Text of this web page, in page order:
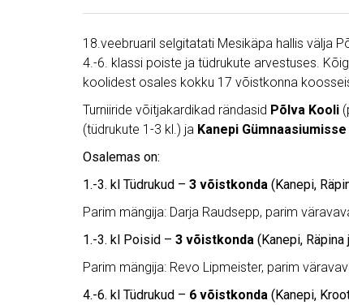
18.veebruaril selgitatati Mesikäpa hallis välja
4.-6. klassi poiste ja tüdrukute arvestuses.
koolidest osales kokku 17 võistkonna
Turniiride võitjakardikad rändasid Põlva Kooli
(tüdrukute 1-3 kl.) ja Kanepi Gümnaasiumisse
Osalemas on:
1.-3. kl Tüdrukud – 3 võistkonda (Kanepi,
Parim mängija: Darja Raudsepp, parim
1.-3. kl Poisid – 3 võistkonda (Kanepi,
Parim mängija: Revo Lipmeister, parim
4.-6. kl Tüdrukud – 6 võistkonda (Kanepi,